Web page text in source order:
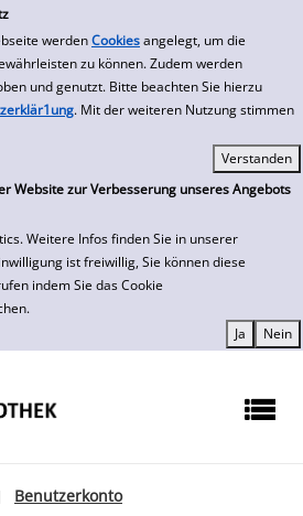
werden Cookies angelegt, um die
zu können. Zudem werden
und genutzt. Bitte beachten Sie hierzu
. Mit der weiteren Nutzung stimmen
Website zur Verbesserung unseres Angebots
Weitere Infos finden Sie in unserer
ist freiwillig, Sie können diese
indem Sie das Cookie
Benutzerkonto